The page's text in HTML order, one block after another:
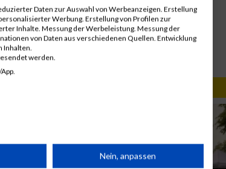
B2Run Frankfurt
Jetzt anmelden!
19. August 2026
Daten zur Auswahl von Werbeanzeigen. Erstellung
Werbung. Erstellung von Profilen zur
Inhalte. Messung der Werbeleistung. Messung der
von Daten aus verschiedenen Quellen. Entwicklung
Inhalten.
werden.
Nein, anpassen